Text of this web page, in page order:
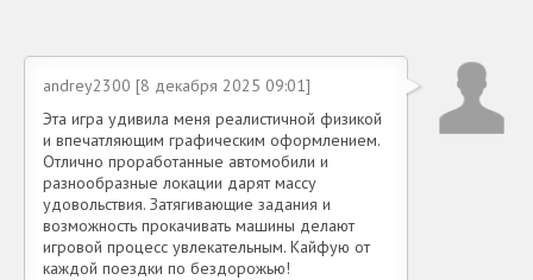
andrey2300 [8 декабря 2025 09:01]
Эта игра удивила меня реалистичной физикой
и впечатляющим графическим оформлением.
Отлично проработанные автомобили и
разнообразные локации дарят массу
удовольствия. Затягивающие задания и
возможность прокачивать машины делают
игровой процесс увлекательным. Кайфую от
каждой поездки по бездорожью!